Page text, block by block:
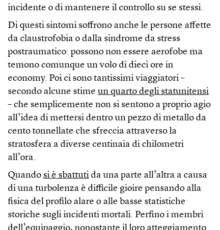
incidente o di mantenere il controllo su se stessi.
Di questi sintomi soffrono anche le persone affette
da claustrofobia o dalla sindrome da stress
postraumatico: possono non essere aerofobe ma
temono comunque un volo di dieci ore in
economy. Poi ci sono tantissimi viaggiatori –
secondo alcune stime un quarto degli statunitensi
– che semplicemente non si sentono a proprio agio
all’idea di mettersi dentro un pezzo di metallo da
cento tonnellate che sfreccia attraverso la
stratosfera a diverse centinaia di chilometri
all’ora.
Quando si è sbattuti da una parte all’altra a causa
di una turbolenza è difficile gioire pensando alla
fisica del profilo alare o alle basse statistiche
storiche sugli incidenti mortali. Perfino i membri
dell’equipaggio, nonostante il loro atteggiamento